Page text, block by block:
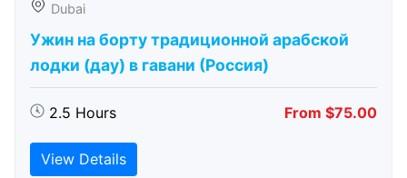
Dubai
Ужин на борту традиционной арабской
лодки (дау) в гавани (Россия)
2.5 Hours From $75.00
View Details